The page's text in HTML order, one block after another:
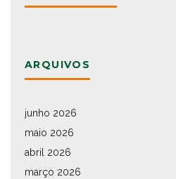
ARQUIVOS
junho 2026
maio 2026
abril 2026
março 2026